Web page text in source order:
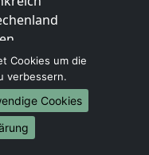
Cookies um die
verbessern.
Cookies